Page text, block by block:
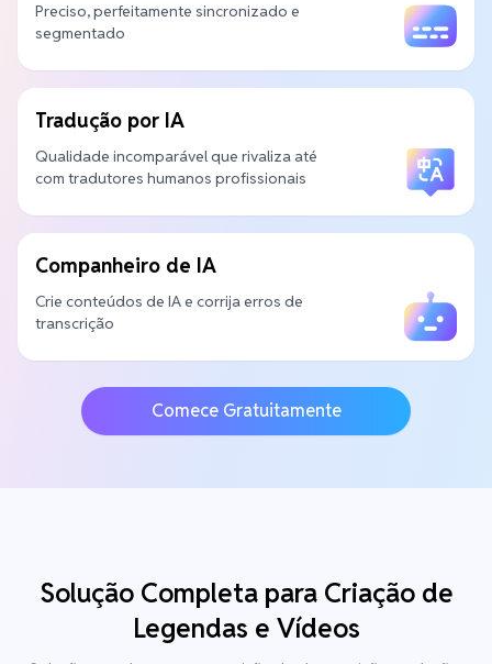
Preciso, perfeitamente sincronizado e
segmentado
Tradução por IA
Qualidade incomparável que rivaliza até
com tradutores humanos profissionais
Companheiro de IA
Crie conteúdos de IA e corrija erros de
transcrição
Comece Gratuitamente
Solução Completa para Criação de
Legendas e Vídeos